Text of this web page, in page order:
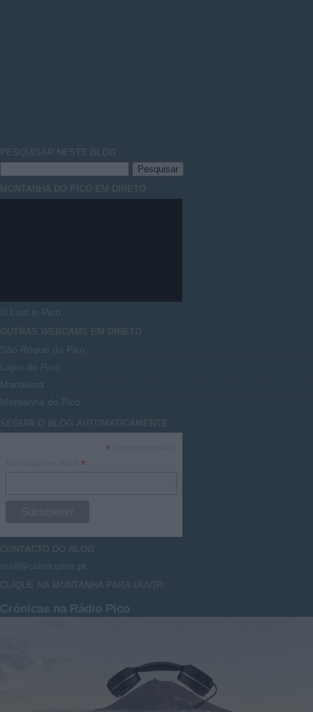
PESQUISAR NESTE BLOG
MONTANHA DO PICO EM DIRETO
© Lost in Pico
OUTRAS WEBCAMS EM DIRETO
São Roque do Pico
Lajes do Pico
Madalena
Montanha do Pico
SEGUIR O BLOG AUTOMATICAMENTE
*
*
CONTACTO DO BLOG
mail@caisdopico.pt
CLIQUE NA MONTANHA PARA OUVIR:
Crónicas na Rádio Pico